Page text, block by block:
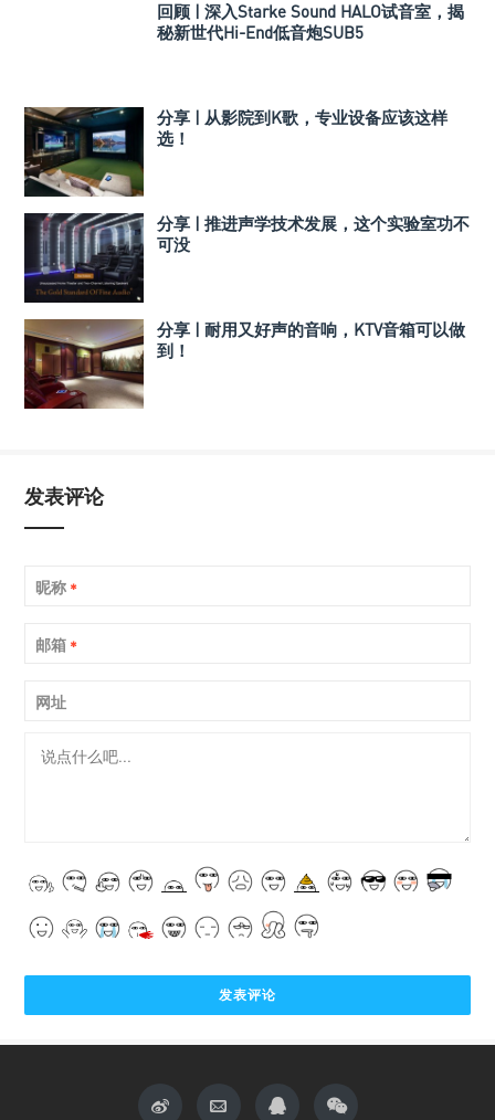
回顾 | 深入Starke Sound HALO试音室，揭
秘新世代Hi-End低音炮SUB5
分享 | 从影院到K歌，专业设备应该这样
选！
分享 | 推进声学技术发展，这个实验室功不
可没
分享 | 耐用又好声的音响，KTV音箱可以做
到！
发表评论
昵称 *
邮箱 *
网址